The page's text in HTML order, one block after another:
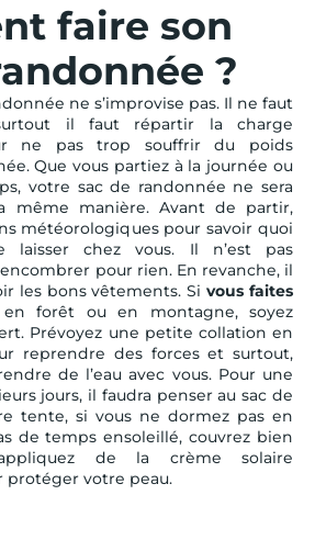
faire son
?
ne s’improvise pas. Il ne faut
il faut répartir la charge
ne pas trop souffrir du poids
Que vous partiez à la journée ou
votre sac de randonnée ne sera
même manière. Avant de partir,
météorologiques pour savoir quoi
laisser chez vous. Il n’est pas
pour rien. En revanche, il
les bons vêtements. Sivous faites
en forêt ou en montagne, soyez
Prévoyez une petite collation en
reprendre des forces et surtout,
de l’eau avec vous. Pour une
jours, il faudra penser au sac de
tente, si vous ne dormez pas en
de temps ensoleillé, couvrez bien
de la crème solaire
votre peau.